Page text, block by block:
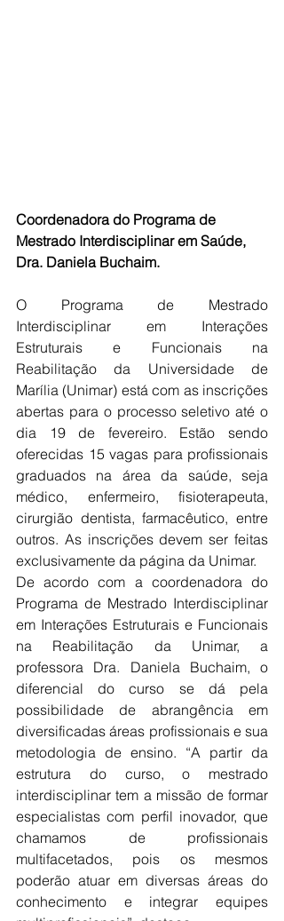
Coordenadora do Programa de
Mestrado Interdisciplinar em Saúde,
Dra. Daniela Buchaim.
O Programa de Mestrado
Interdisciplinar em Interações
Estruturais e Funcionais na
Reabilitação da Universidade de
Marília (Unimar) está com as inscrições
abertas para o processo seletivo até o
dia 19 de fevereiro. Estão sendo
oferecidas 15 vagas para profissionais
graduados na área da saúde, seja
médico, enfermeiro, fisioterapeuta,
cirurgião dentista, farmacêutico, entre
outros. As inscrições devem ser feitas
exclusivamente da página da Unimar.
De acordo com a coordenadora do
Programa de Mestrado Interdisciplinar
em Interações Estruturais e Funcionais
na Reabilitação da Unimar, a
professora Dra. Daniela Buchaim, o
diferencial do curso se dá pela
possibilidade de abrangência em
diversificadas áreas profissionais e sua
metodologia de ensino. “A partir da
estrutura do curso, o mestrado
interdisciplinar tem a missão de formar
especialistas com perfil inovador, que
chamamos de profissionais
multifacetados, pois os mesmos
poderão atuar em diversas áreas do
conhecimento e integrar equipes